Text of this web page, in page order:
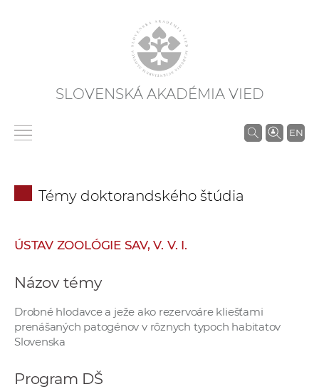
SLOVENSKÁ AKADÉMIA VIED
EN
V
e
Témy doktorandského štúdia
ÚSTAV ZOOLÓGIE SAV, V. V. I.
Názov témy
Drobné hlodavce a ježe ako rezervoáre kliešťami
prenášaných patogénov v rôznych typoch habitatov
Slovenska
Program DŠ